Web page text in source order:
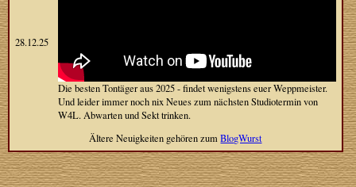
28.12.25
Die besten Tontäger aus 2025 - findet wenigstens euer Weppmeister.
Und leider immer noch nix Neues zum nächsten Studiotermin von
W4L. Abwarten und Sekt trinken.
Ältere Neuigkeiten gehören zumBlogWurst